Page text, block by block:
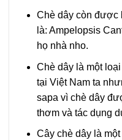
Chè dây còn được
là: Ampelopsis
họ nhà nho.
Chè dây là một
tại Việt Nam ta
sapa vì chè dây
thơm và tác dụng
Cây chè dây là